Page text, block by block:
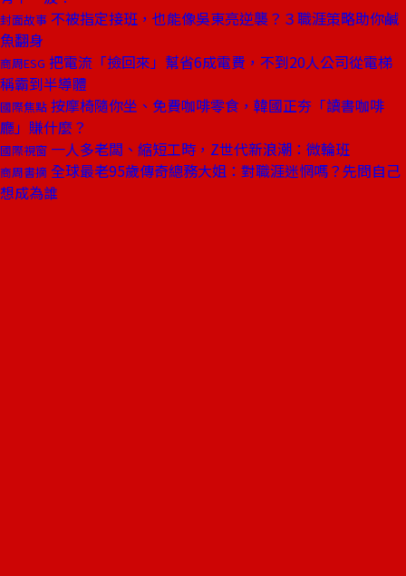
封面故事 不被指定接班，也能像吳東亮逆襲？３職涯策略助你鹹
魚翻身
商周ESG 把電流「撿回來」幫省6成電費，不到20人公司從電梯
稱霸到半導體
國際焦點 按摩椅隨你坐、免費咖啡零食，韓國正夯「讀書咖啡
廳」賺什麼？
國際視窗 一人多老闆、縮短工時，Z世代新浪潮：微輪班
商周書摘 全球最老95歲傳奇總務大姐：對職涯迷惘嗎？先問自己
想成為誰